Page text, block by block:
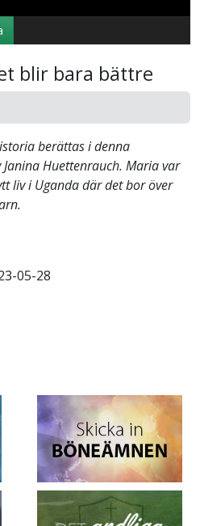
video
blir bara bättre
berättas i denna
Huettenrauch. Maria var
liv i Uganda där det bor över
05-28